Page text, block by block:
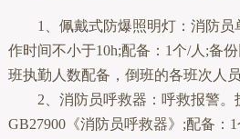
1、佩戴式防爆照明灯：消防
作时间不小于10h;配备：1个/人;备
班执勤人数配备，倒班的各班次人员
2、消防员呼救器：呼救报警。
GB27900《消防员呼救器》;配备：